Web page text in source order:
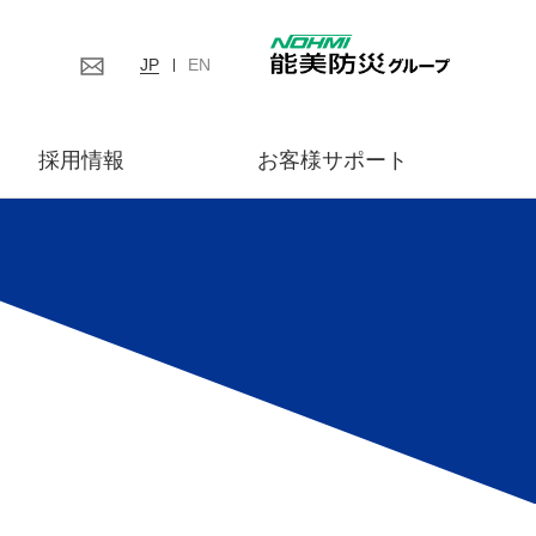
JP EN
採用情報 お客様サポート